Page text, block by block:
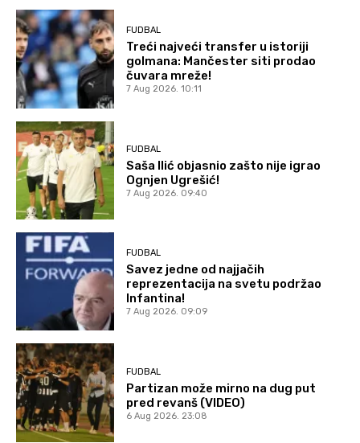
FUDBAL
Treći najveći transfer u istoriji
golmana: Mančester siti prodao
čuvara mreže!
7 Aug 2026. 10:11
FUDBAL
Saša Ilić objasnio zašto nije igrao
Ognjen Ugrešić!
7 Aug 2026. 09:40
FUDBAL
Savez jedne od najjačih
reprezentacija na svetu podržao
Infantina!
7 Aug 2026. 09:09
FUDBAL
Partizan može mirno na dug put
pred revanš (VIDEO)
6 Aug 2026. 23:08